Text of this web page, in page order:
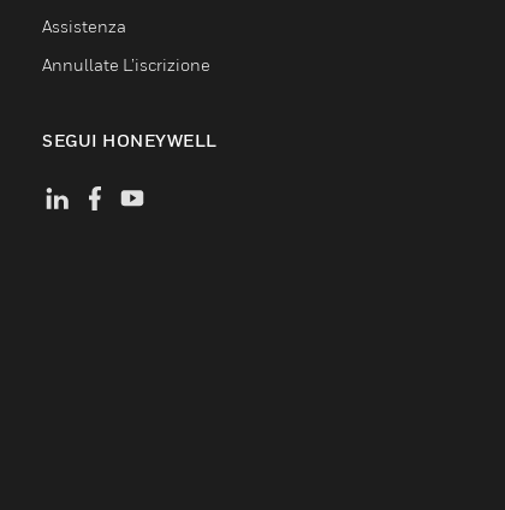
Assistenza
Annullate L’iscrizione
SEGUI HONEYWELL